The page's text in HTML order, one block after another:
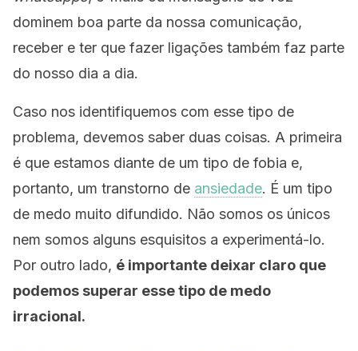
dominem boa parte da nossa comunicação,
receber e ter que fazer ligações também faz parte
do nosso dia a dia.
Caso nos identifiquemos com esse tipo de
problema, devemos saber duas coisas. A primeira
é que estamos diante de um tipo de fobia e,
portanto, um transtorno de ansiedade. É um tipo
de medo muito difundido. Não somos os únicos
nem somos alguns esquisitos a experimentá-lo.
Por outro lado, é importante deixar claro que
podemos superar esse tipo de medo
irracional.